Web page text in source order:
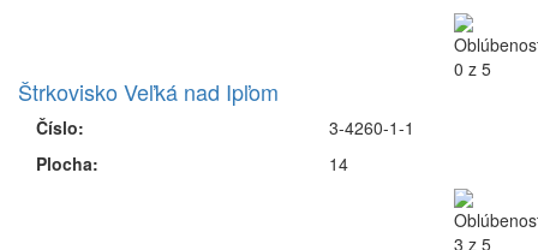
Štrkovisko Veľká nad Ipľom
Číslo:
Plocha:
3-4260-1-1
14